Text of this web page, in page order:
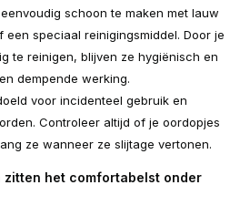
schoon te maken met lauw
speciaal reinigingsmiddel. Door je
te reinigen, blijven ze hygiënisch en
dempende werking.
voor incidenteel gebruik en
Controleer altijd of je oordopjes
ze wanneer ze slijtage vertonen.
zitten het comfortabelst onder